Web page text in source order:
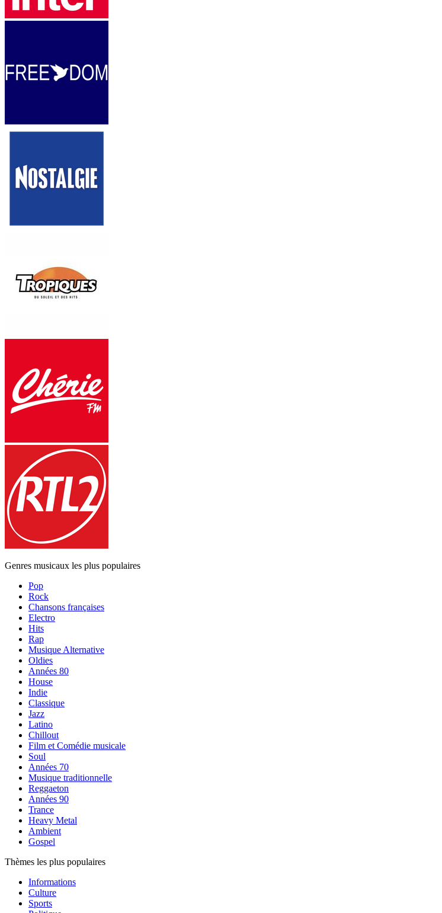
Genres musicaux les plus populaires
Pop
Rock
Chansons françaises
Electro
Hits
Rap
Musique Alternative
Oldies
Années 80
House
Indie
Classique
Jazz
Latino
Chillout
Film et Comédie musicale
Soul
Années 70
Musique traditionnelle
Reggaeton
Années 90
Trance
Heavy Metal
Ambient
Gospel
Thèmes les plus populaires
Informations
Culture
Sports